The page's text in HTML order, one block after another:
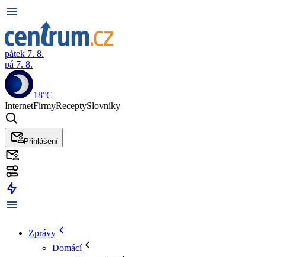
pátek 7. 8.
pá 7. 8.
18°C
InternetFirmyReceptySlovníky
Přihlášení
Zprávy
Domácí